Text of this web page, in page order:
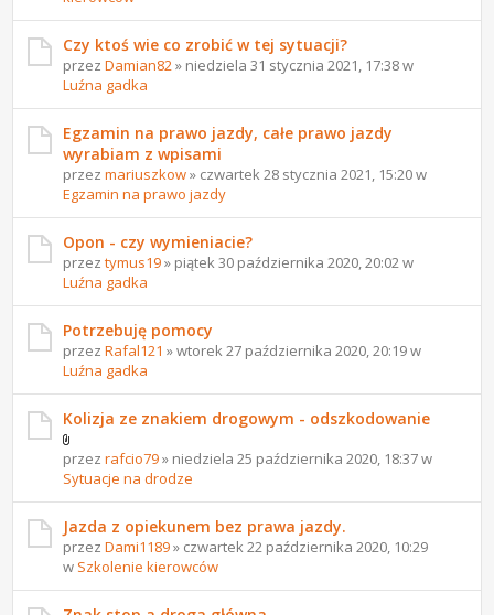
Czy ktoś wie co zrobić w tej sytuacji?
przezDamian82 » niedziela 31 stycznia 2021, 17:38 w
Luźna gadka
Egzamin na prawo jazdy, całe prawo jazdy
wyrabiam z wpisami
przezmariuszkow» czwartek 28 stycznia 2021, 15:20 w
Egzamin na prawo jazdy
Opon - czy wymieniacie?
przeztymus19» piątek 30 października 2020, 20:02 w
Luźna gadka
Potrzebuję pomocy
przezRafal121 » wtorek 27 października 2020, 20:19 w
Luźna gadka
Kolizja ze znakiem drogowym - odszkodowanie
przezrafcio79» niedziela 25 października 2020, 18:37 w
Sytuacje na drodze
Jazda z opiekunem bez prawa jazdy.
przezDami1189» czwartek 22 października 2020, 10:29
w Szkolenie kierowców